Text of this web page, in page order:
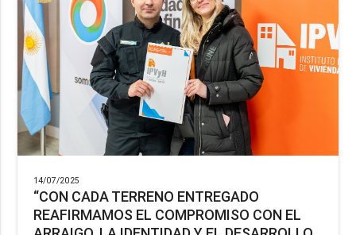
14/07/2025
“CON CADA TERRENO ENTREGADO
REAFIRMAMOS EL COMPROMISO CON EL